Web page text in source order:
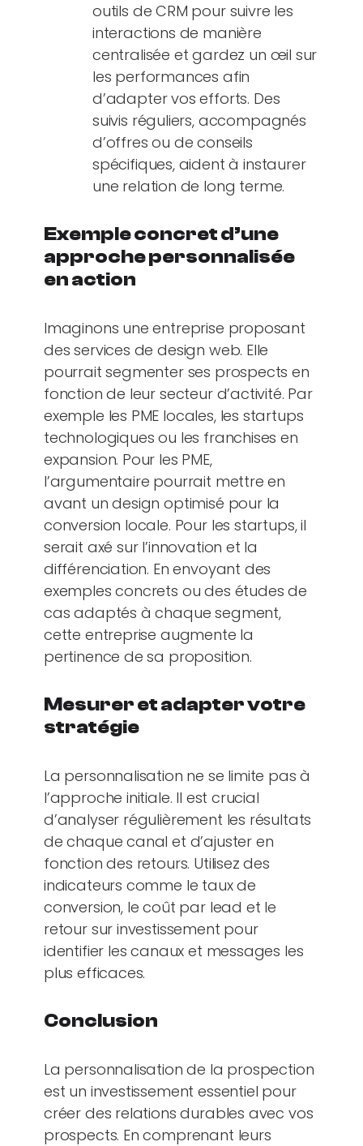
outils de CRM pour suivre les
interactions de manière
centralisée et gardez un œil sur
les performances afin
d’adapter vos efforts. Des
suivis réguliers, accompagnés
d’offres ou de conseils
spécifiques, aident à instaurer
une relation de long terme.
Exemple concret d’une
approche personnalisée
en action
Imaginons une entreprise proposant
des services de design web. Elle
pourrait segmenter ses prospects en
fonction de leur secteur d’activité. Par
exemple les PME locales, les startups
technologiques ou les franchises en
expansion. Pour les PME,
l’argumentaire pourrait mettre en
avant un design optimisé pour la
conversion locale. Pour les startups, il
serait axé sur l’innovation et la
différenciation. En envoyant des
exemples concrets ou des études de
cas adaptés à chaque segment,
cette entreprise augmente la
pertinence de sa proposition.
Mesurer et adapter votre
stratégie
La personnalisation ne se limite pas à
l’approche initiale. Il est crucial
d’analyser régulièrement les résultats
de chaque canal et d’ajuster en
fonction des retours. Utilisez des
indicateurs comme le taux de
conversion, le coût par lead et le
retour sur investissement pour
identifier les canaux et messages les
plus efficaces.
Conclusion
La personnalisation de la prospection
est un investissement essentiel pour
créer des relations durables avec vos
prospects. En comprenant leurs